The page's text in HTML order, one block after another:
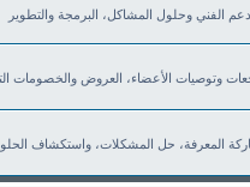
الفني وحلول المشاكل، البرمجة والتطوير
المعرفة، حل المشكلات، واستكشاف الحلول